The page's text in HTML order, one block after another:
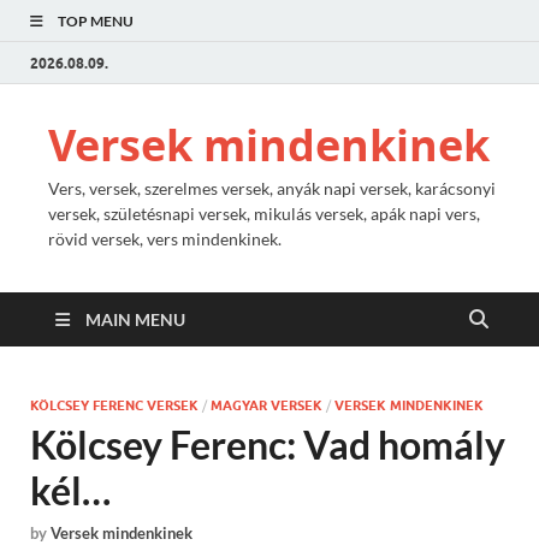
TOP MENU
2026.08.09.
Versek mindenkinek
Vers, versek, szerelmes versek, anyák napi versek, karácsonyi
versek, születésnapi versek, mikulás versek, apák napi vers,
rövid versek, vers mindenkinek.
MAIN MENU
KÖLCSEY FERENC VERSEK / MAGYAR VERSEK / VERSEK MINDENKINEK
Kölcsey Ferenc: Vad homály
kél…
byVersek mindenkinek